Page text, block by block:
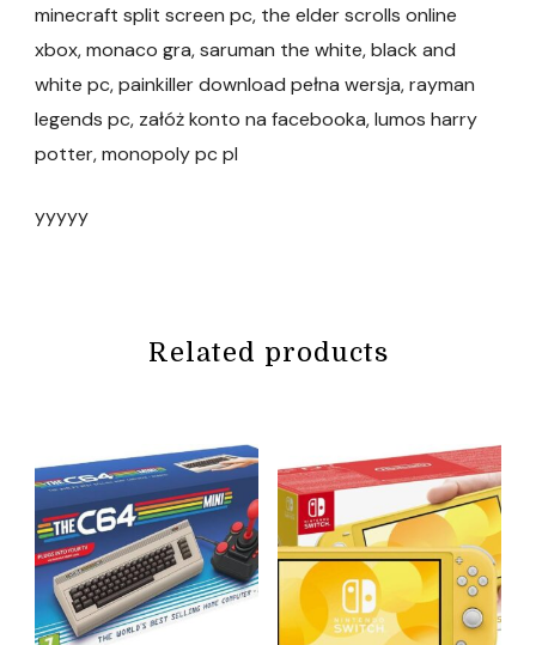
minecraft split screen pc, the elder scrolls online
xbox, monaco gra, saruman the white, black and
white pc, painkiller download pełna wersja, rayman
legends pc, załóż konto na facebooka, lumos harry
potter, monopoly pc pl
yyyyy
Related products